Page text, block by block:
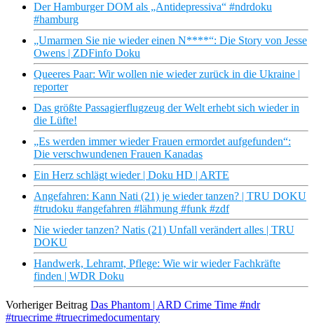
Der Hamburger DOM als „Antidepressiva“ #ndrdoku
#hamburg
„Umarmen Sie nie wieder einen N****“: Die Story von Jesse
Owens | ZDFinfo Doku
Queeres Paar: Wir wollen nie wieder zurück in die Ukraine |
reporter
Das größte Passagierflugzeug der Welt erhebt sich wieder in
die Lüfte!
„Es werden immer wieder Frauen ermordet aufgefunden“:
Die verschwundenen Frauen Kanadas
Ein Herz schlägt wieder | Doku HD | ARTE
Angefahren: Kann Nati (21) je wieder tanzen? | TRU DOKU
#trudoku #angefahren #lähmung #funk #zdf
Nie wieder tanzen? Natis (21) Unfall verändert alles | TRU
DOKU
Handwerk, Lehramt, Pflege: Wie wir wieder Fachkräfte
finden | WDR Doku
Vorheriger Beitrag Das Phantom | ARD Crime Time #ndr
#truecrime #truecrimedocumentary